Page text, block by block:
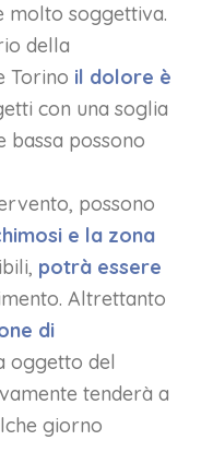
molto soggettiva.
della
Torino il dolore è
con una soglia
possono
possono
e la zona
potrà essere
Altrettanto
di
oggetto del
tenderà a
giorno